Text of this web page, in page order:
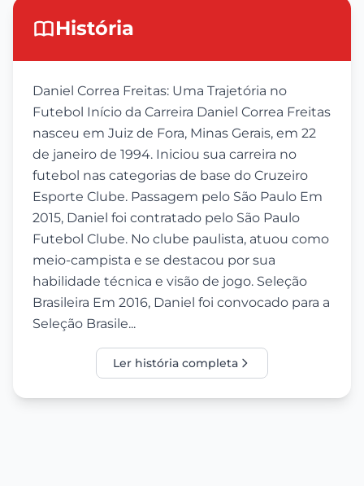
História
Daniel Correa Freitas: Uma Trajetória no
Futebol Início da Carreira Daniel Correa Freitas
nasceu em Juiz de Fora, Minas Gerais, em 22
de janeiro de 1994. Iniciou sua carreira no
futebol nas categorias de base do Cruzeiro
Esporte Clube. Passagem pelo São Paulo Em
2015, Daniel foi contratado pelo São Paulo
Futebol Clube. No clube paulista, atuou como
meio-campista e se destacou por sua
habilidade técnica e visão de jogo. Seleção
Brasileira Em 2016, Daniel foi convocado para a
Seleção Brasile...
Ler história completa